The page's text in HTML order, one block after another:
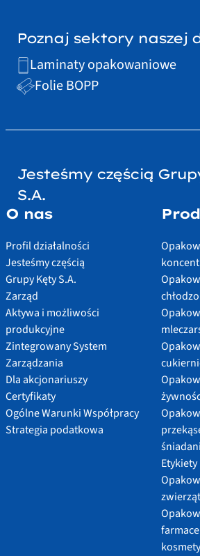
Poznaj sektory naszej
Laminaty opakowaniowe
Folie BOPP
Jesteśmy częścią
S.A.
O nas
Profil działalności
Jesteśmy częścią
Grupy Kęty S.A.
Zarząd
Aktywa i możliwości
produkcyjne
Zintegrowany System
Zarządzania
Dla akcjonariuszy
Certyfikaty
Ogólne Warunki Współpracy
Strategia podatkowa
Etykiety
zwierząt